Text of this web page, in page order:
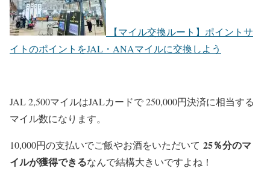
【マイル交換ルート】ポイントサ
イトのポイントをJAL・ANAマイルに交換しよう
JAL 2,500マイルはJALカードで 250,000円決済に相当する
マイル数になります。
10,000円の支払いでご飯やお酒をいただいて 25％分のマ
イルが獲得できるなんで結構大きいですよね！